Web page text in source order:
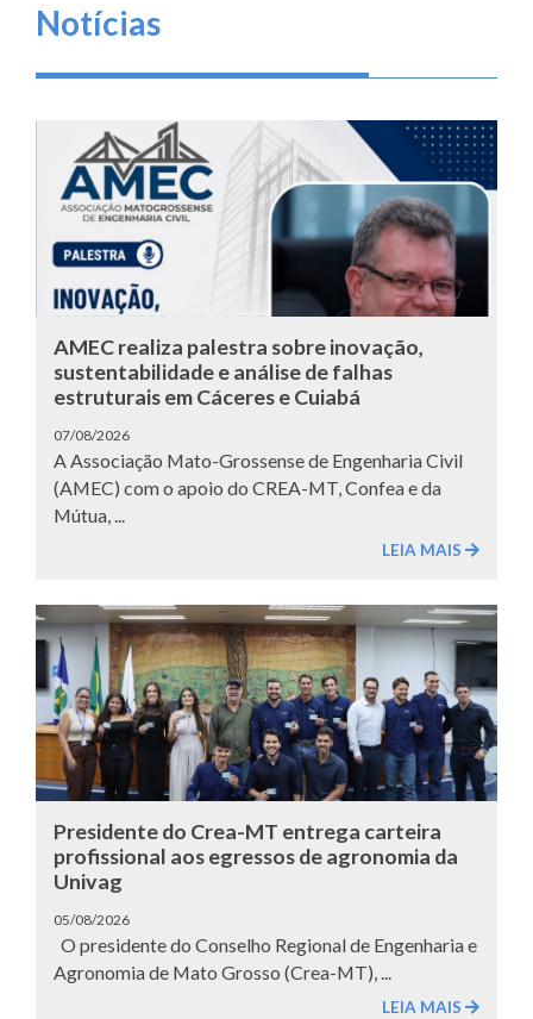
Notícias
AMEC realiza palestra sobre inovação,
sustentabilidade e análise de falhas
estruturais em Cáceres e Cuiabá
07/08/2026
A Associação Mato-Grossense de Engenharia Civil
(AMEC) com o apoio do CREA-MT, Confea e da
Mútua, ...
LEIA MAIS
Presidente do Crea-MT entrega carteira
profissional aos egressos de agronomia da
Univag
05/08/2026
O presidente do Conselho Regional de Engenharia e
Agronomia de Mato Grosso (Crea-MT), ...
LEIA MAIS